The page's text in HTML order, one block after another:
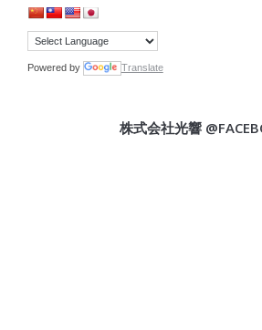
Powered by Translate
株式会社光響